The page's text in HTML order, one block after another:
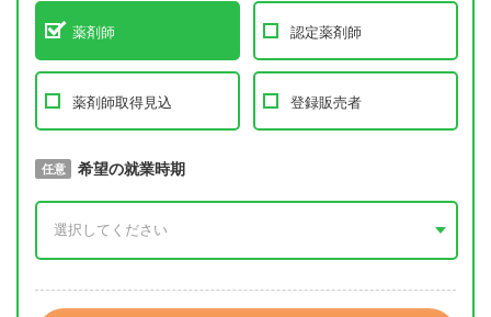
薬剤師 認定薬剤師
薬剤師取得見込 登録販売者
必須 取得予定年
任意 希望の就業時期